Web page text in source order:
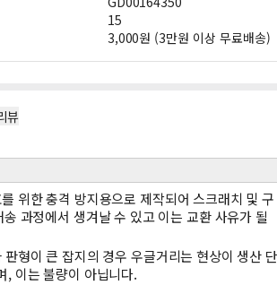
15
3,000원 (3만원 이상 무료배송)
뷰
위한 충격 방지용으로 제작되어 스크래치 및 구
과정에서 생겨날 수 있고 이는 교환 사유가 될
형이 큰 잡지의 경우 우글거리는 현상이 생산 단
, 이는 불량이 아닙니다.